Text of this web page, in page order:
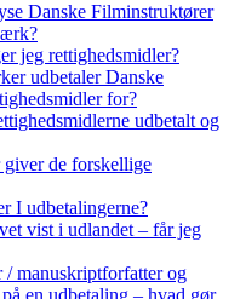
Danske Filminstruktører
jeg rettighedsmidler?
udbetaler Danske
for?
udbetalt og
de forskellige
I udbetalingerne?
vist i udlandet – får jeg
/ manuskriptforfatter og
en udbetaling – hvad gør